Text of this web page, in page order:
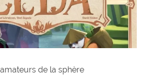
de la sphère